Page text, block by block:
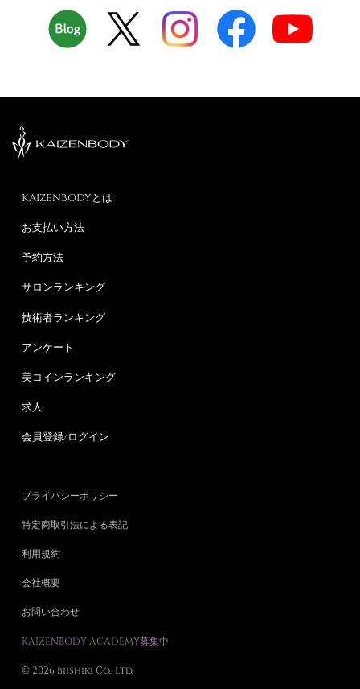
KAIZENBODYとは
お支払い方法
予約方法
サロンランキング
技術者ランキング
アンケート
美コインランキング
求人
会員登録/ログイン
プライバシーポリシー
特定商取引法による表記
利用規約
会社概要
お問い合わせ
KAIZENBODY ACADEMY募集中
© 2026 biishiki Co., Ltd.